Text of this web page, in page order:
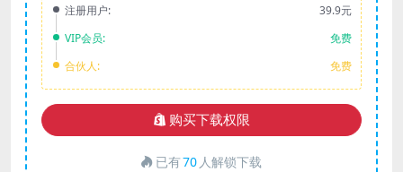
注册用户:
39.9元
VIP会员:
免费
合伙人:
免费
购买下载权限
已有70 人解锁下载